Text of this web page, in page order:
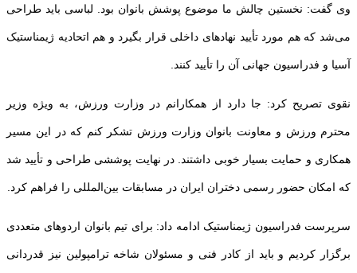
وی گفت: نخستین چالش ما موضوع پوشش بانوان بود. لباسی باید طراحی
می‌شد که هم مورد تأیید نهادهای داخلی قرار بگیرد و هم اتحادیه ژیمناستیک
آسیا و فدراسیون جهانی آن را تأیید کنند.
نقوی تصریح کرد: جا دارد از همکارانم در وزارت ورزش، به ویژه وزیر
محترم ورزش و معاونت بانوان وزارت ورزش تشکر کنم که در این مسیر
همکاری و حمایت بسیار خوبی داشتند. در نهایت پوششی طراحی و تأیید شد
که امکان حضور رسمی دختران ایران در مسابقات بین‌المللی را فراهم کرد.
سرپرست فدراسیون ژیمناستیک ادامه داد: برای تیم بانوان اردوهای متعددی
برگزار کردیم و باید از کادر فنی و مسئولان شاخه ترامپولین نیز قدردانی